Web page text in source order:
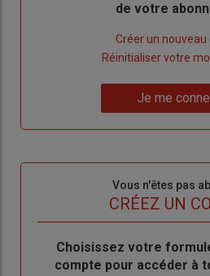
de votre
Créer un
de
Réinitialiser votre
me
Je me
Vous n'êtes pas
CRÉEZ UN
BodyChoisissez votre
compte pour accéder à